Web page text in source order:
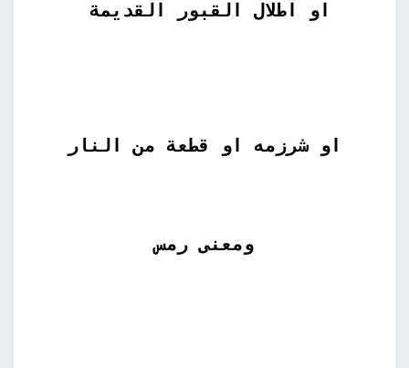
او اطلال القبور القديمة
او شرزمه او قطعة من النار
ومعنى رمس